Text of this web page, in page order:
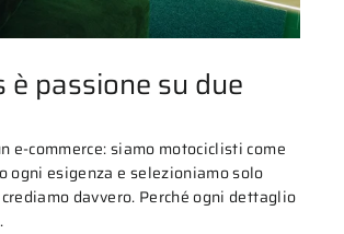
è passione su due
e-commerce: siamo motociclisti come
ogni esigenza e selezioniamo solo
davvero. Perché ogni dettaglio